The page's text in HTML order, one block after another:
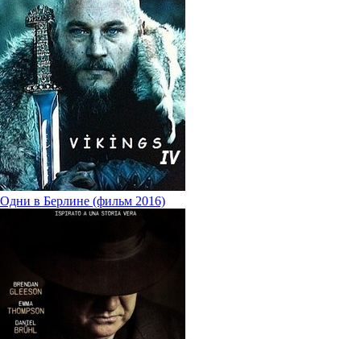
Одни в Берлине (фильм 2016)